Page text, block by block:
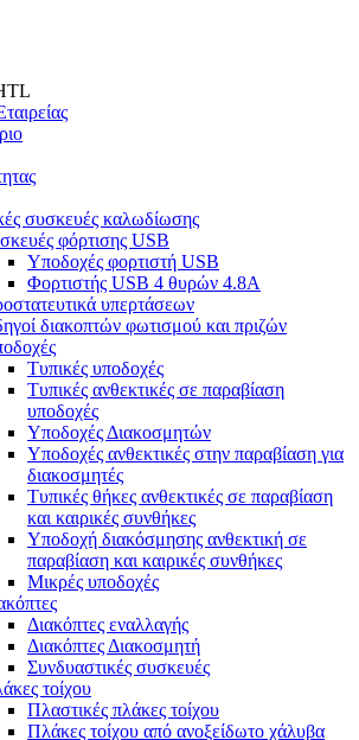
συσκευές καλωδίωσης
φόρτισης USB
Υποδοχές φορτιστή USB
Φορτιστής USB 4 θυρών 4.8A
υπερτάσεων
διακοπτών φωτισμού και πριζών
Τυπικές υποδοχές
Τυπικές ανθεκτικές σε παραβίαση
υποδοχές
Υποδοχές Διακοσμητών
Υποδοχές ανθεκτικές στην παραβίαση για
διακοσμητές
Τυπικές θήκες ανθεκτικές σε παραβίαση
και καιρικές συνθήκες
Υποδοχή διακόσμησης ανθεκτική σε
παραβίαση και καιρικές συνθήκες
Μικρές υποδοχές
Διακόπτες εναλλαγής
Διακόπτες Διακοσμητή
Συνδυαστικές συσκευές
τοίχου
Πλαστικές πλάκες τοίχου
Πλάκες τοίχου από ανοξείδωτο χάλυβα